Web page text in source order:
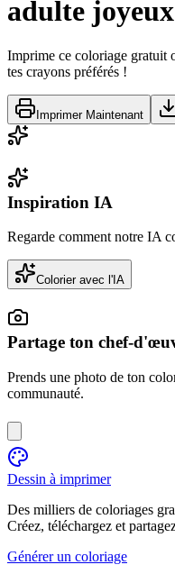
adulte joyeux
Imprime ce coloriage gratuit
tes crayons préférés !
Imprimer Maintenant
Inspiration IA
Regarde comment notre IA
Colorier avec l'IA
Partage ton chef-
Prends une photo de ton
communauté.
Dessin à imprimer
Des milliers de coloriages
Créez, téléchargez et
Générer un coloriage